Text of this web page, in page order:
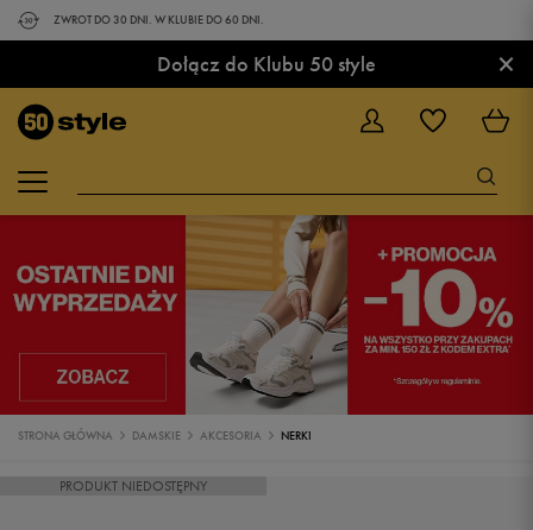
ZWROT DO 30 DNI. W KLUBIE DO 60 DNI.
Dołącz do Klubu 50 style ×
STRONA GŁÓWNA DAMSKIE AKCESORIA NERKI
PRODUKT NIEDOSTĘPNY